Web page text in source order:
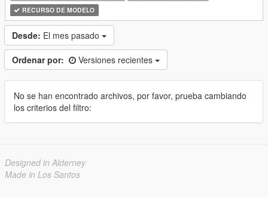
RECURSO DE MODELO
Desde: El mes pasado
Ordenar por: Versiones recientes
No se han encontrado archivos, por favor, prueba cambiando
los criterios del filtro:
Designed in Alderney
Made in Los Santos